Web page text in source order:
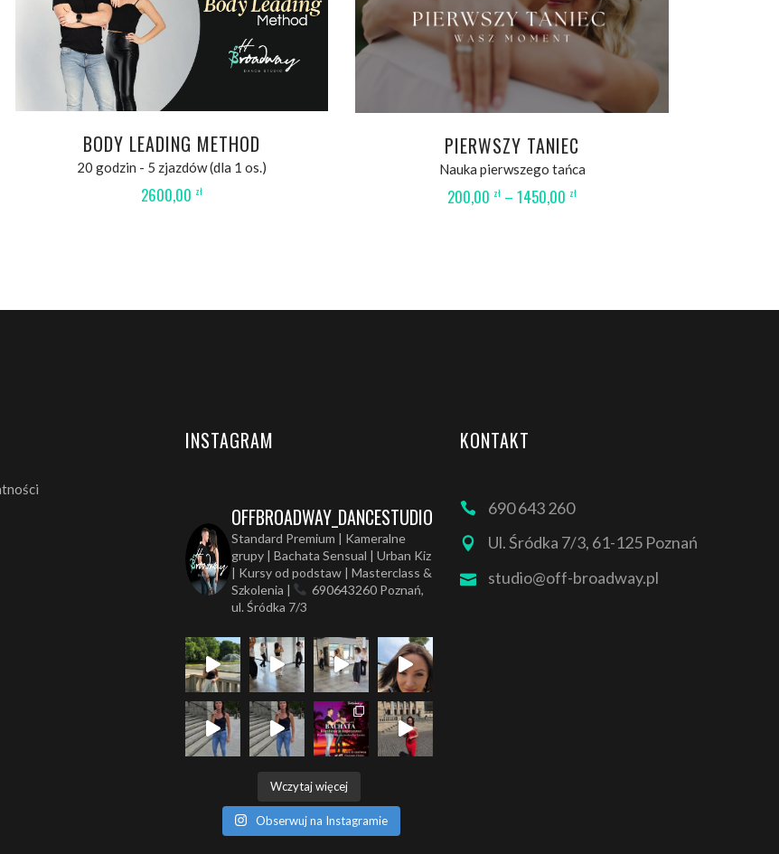
DODAJ DO KOSZYKA
BODY LEADING METHOD
20 godzin - 5 zjazdów (dla 1 os.)
2600,00 zł
WYBIERZ OPCJE
PIERWSZY TANIEC
Nauka pierwszego tańca
200,00 zł –1450,00 zł
INSTAGRAM
OFFBROADWAY_DANCESTUDIO
Standard Premium | Kameralne
grupy | Bachata Sensual | Urban Kiz
| Kursy od podstaw | Masterclass &
Szkolenia |
690643260Poznań,
ul. Śródka 7/3
Wczytaj więcej
Obserwuj na Instagramie
KONTAKT
690 643 260
Ul. Śródka 7/3, 61-125 Poznań
studio@off-broadway.pl